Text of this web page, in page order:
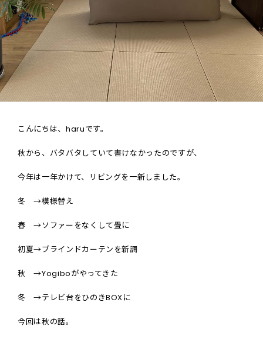
こんにちは、 haruです。
秋から、バタバタしていて書けなかったのですが、
今年は一年かけて、リビングを一新しました。
冬→模様替え
春→ソファーをなくして畳に
初夏→ブラインドカーテンを新調
秋→Yogiboがやってきた
冬→テレビ台をひのきBOXに
今回は秋の話。